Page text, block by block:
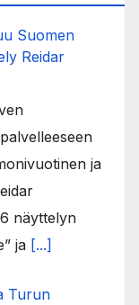
Suomen
Reidar
ja
näyttelyn
ja [...]
Turun